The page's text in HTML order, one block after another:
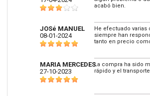
acabó bien.
JOSé MANUEL
08-01-2024
He efectuado varias
siempre han
tanto en precio
MARIA MERCEDES
27-10-2023
La compra ha sido
rápido y el